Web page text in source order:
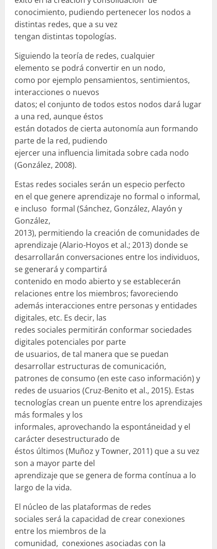
conocimiento, pudiendo pertenecer los nodos a
distintas redes, que a su vez
tengan distintas topologías.
Siguiendo la teoría de redes, cualquier
elemento se podrá convertir en un nodo,
como por ejemplo pensamientos, sentimientos,
interacciones o nuevos
datos; el conjunto de todos estos nodos dará lugar
a una red, aunque éstos
están dotados de cierta autonomía aun formando
parte de la red, pudiendo
ejercer una influencia limitada sobre cada nodo
(González, 2008).
Estas redes sociales serán un especio perfecto
en el que genere aprendizaje no formal o informal,
e incluso formal (Sánchez, González, Alayón y
González,
2013), permitiendo la creación de comunidades de
aprendizaje (Alario-Hoyos et al.; 2013) donde se
desarrollarán conversaciones entre los individuos,
se generará y compartirá
contenido en modo abierto y se establecerán
relaciones entre los miembros; favoreciendo
además interacciones entre personas y entidades
digitales, etc. Es decir, las
redes sociales permitirán conformar sociedades
digitales potenciales por parte
de usuarios, de tal manera que se puedan
desarrollar estructuras de comunicación,
patrones de consumo (en este caso información) y
redes de usuarios (Cruz-Benito et al., 2015). Estas
tecnologías crean un puente entre los aprendizajes
más formales y los
informales, aprovechando la espontáneidad y el
carácter desestructurado de
éstos últimos (Muñoz y Towner, 2011) que a su vez
son a mayor parte del
aprendizaje que se genera de forma contínua a lo
largo de la vida.
El núcleo de las plataformas de redes
sociales será la capacidad de crear conexiones
entre los miembros de la
comunidad, conexiones asociadas con la